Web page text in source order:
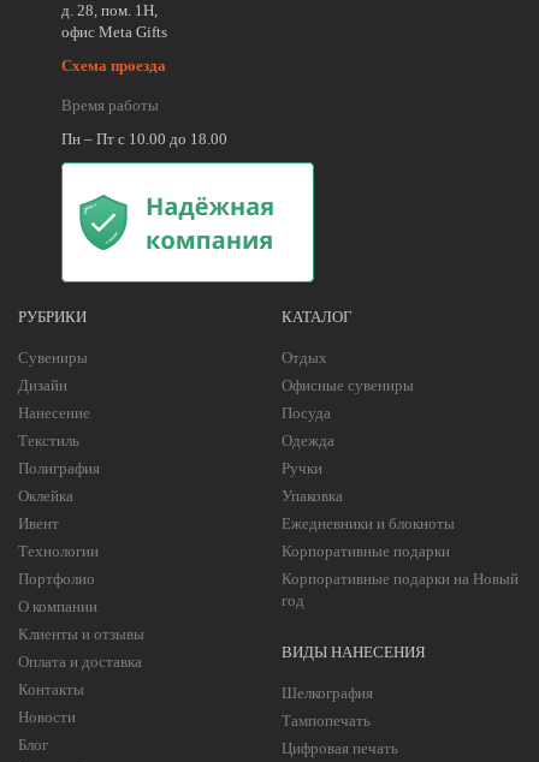
д. 28, пом. 1Н,
офис Meta Gifts
Схема проезда
Время работы
Пн – Пт с 10.00 до 18.00
РУБРИКИ
Сувениры
Дизайн
Нанесение
Текстиль
Полиграфия
Оклейка
Ивент
Технологии
Портфолио
О компании
Клиенты и отзывы
Оплата и доставка
Контакты
Новости
Блог
КАТАЛОГ
Отдых
Офисные сувениры
Посуда
Одежда
Ручки
Упаковка
Ежедневники и блокноты
Корпоративные подарки
Корпоративные подарки на Новый
год
ВИДЫ НАНЕСЕНИЯ
Шелкография
Тампопечать
Цифровая печать